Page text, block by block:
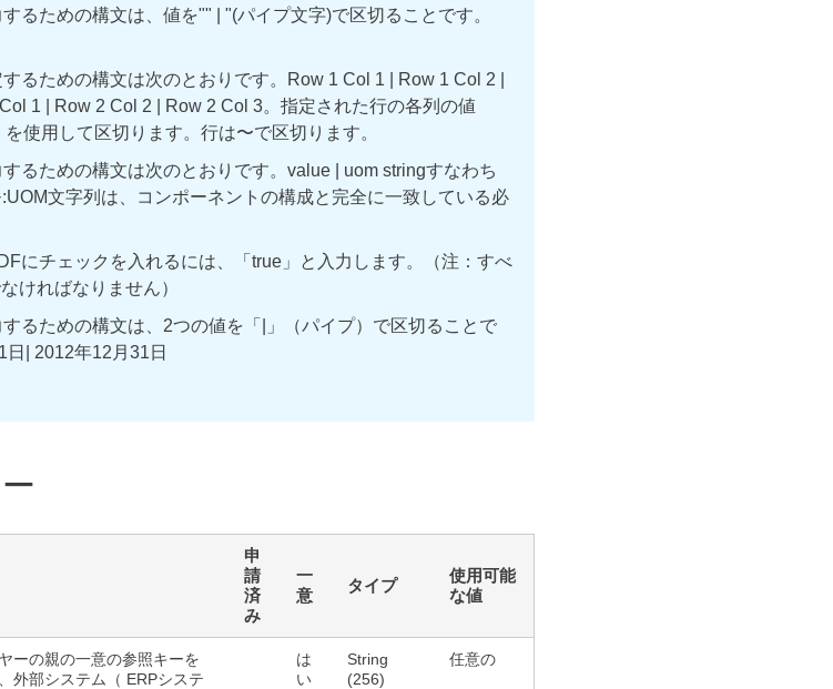
るための構文は、値を"" | "(パイプ文字)で区切ることです。
るための構文は次のとおりです。Row 1 Col 1 | Row 1 Col 2 |
1 | Row 2 Col 2 | Row 2 Col 3。指定された行の各列の値
を使用して区切ります。行は〜で区切ります。
るための構文は次のとおりです。value | uom stringすなわち
文字列は、コンポーネントの構成と完全に一致している必
にチェックを入れるには、「true」と入力します。（注：すべ
ければなりません）
るための構文は、2つの値を「|」（パイプ）で区切ることで
| 2012年12月31日
申
請
済
み
一
意
タイプ
使用可能
な値
ーの親の一意の参照キーを
外部システム（ ERPシステ
は
い
String
(256)
任意の